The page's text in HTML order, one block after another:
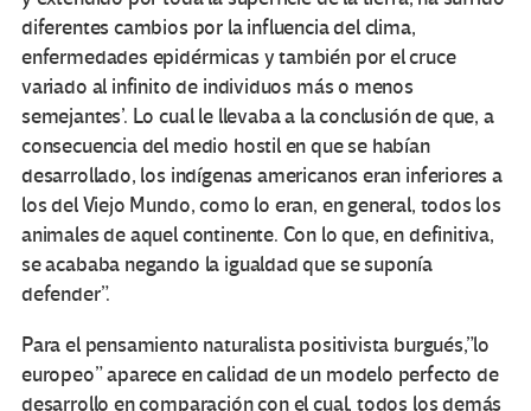
diferentes cambios por la influencia del clima,
enfermedades epidérmicas y también por el cruce
variado al infinito de individuos más o menos
semejantes’. Lo cual le llevaba a la conclusión de que, a
consecuencia del medio hostil en que se habían
desarrollado, los indígenas americanos eran inferiores a
los del Viejo Mundo, como lo eran, en general, todos los
animales de aquel continente. Con lo que, en definitiva,
se acababa negando la igualdad que se suponía
defender”.
Para el pensamiento naturalista positivista burgués,”lo
europeo” aparece en calidad de un modelo perfecto de
desarrollo en comparación con el cual, todos los demás